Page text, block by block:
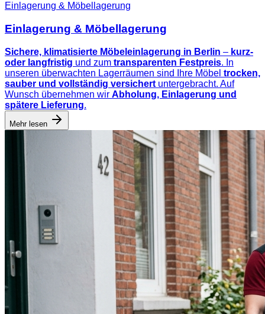
Einlagerung & Möbellagerung
Einlagerung & Möbellagerung
Sichere, klimatisierte Möbeleinlagerung in Berlin – kurz-
oder langfristig und zum transparenten Festpreis. In
unseren überwachten Lagerräumen sind Ihre Möbel trocken,
sauber und vollständig versichert untergebracht. Auf
Wunsch übernehmen wir Abholung, Einlagerung und
spätere Lieferung.
Mehr lesen